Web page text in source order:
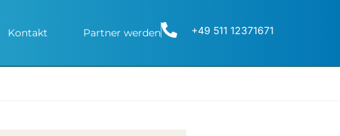
Kontakt Partner werden +49 511 12371671